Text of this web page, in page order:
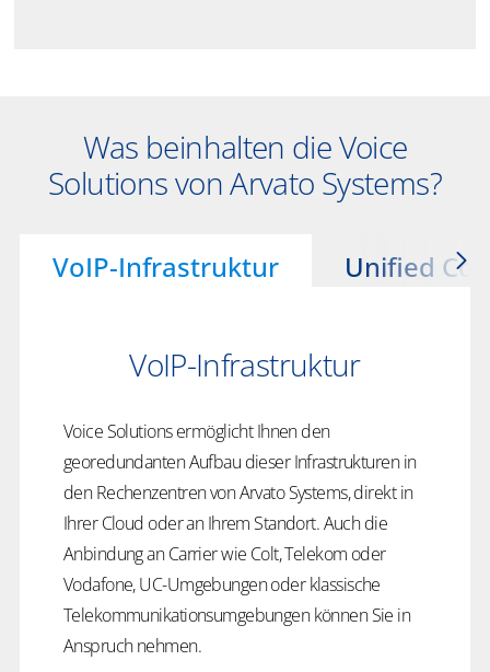
Was beinhalten die Voice
Solutions von Arvato Systems?
VoIP-Infrastruktur Unified
VoIP-Infrastruktur
Voice Solutions ermöglicht Ihnen den
georedundanten Aufbau dieser Infrastrukturen in
den Rechenzentren von Arvato Systems, direkt in
Ihrer Cloud oder an Ihrem Standort. Auch die
Anbindung an Carrier wie Colt, Telekom oder
Vodafone, UC-Umgebungen oder klassische
Telekommunikationsumgebungen können Sie in
Anspruch nehmen.